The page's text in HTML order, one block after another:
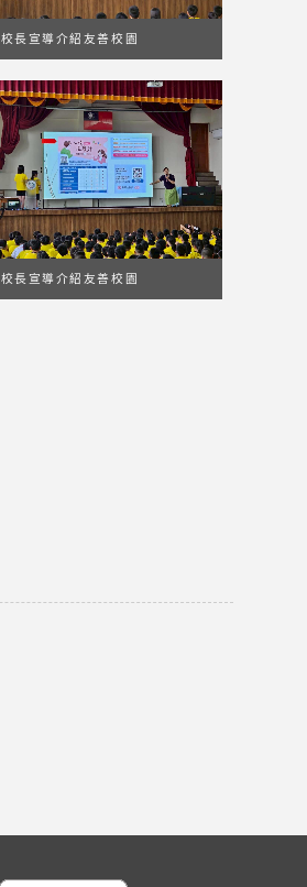
校長宣導介紹友善校園
校長宣導介紹友善校園